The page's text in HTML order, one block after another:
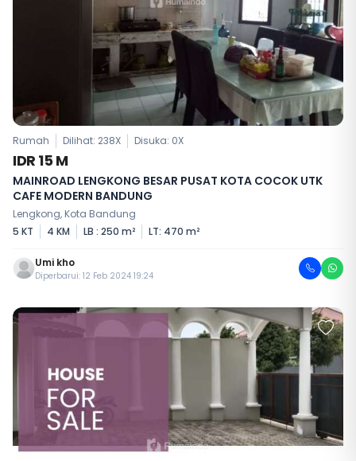
Rumah Dilihat: 238X Disuka: 0X
IDR 15 M
MAINROAD LENGKONG BESAR PUSAT KOTA COCOK UTK
CAFE MODERN BANDUNG
Lengkong, Kota Bandung
5 KT
4 KM LB : 250 m² LT: 470 m²
Umi kho
Diperbarui: 12 Feb 2024 19:24